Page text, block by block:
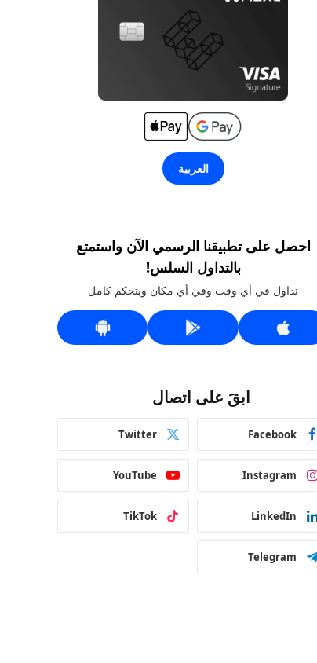
العربية
احصل على تطبيقنا الرسمي الآن واستمتع
بالتداول السلس!
تداول في أي وقت وفي أي مكان وبتحكم كامل
ابقَ على اتصال
Facebook
Twitter
Instagram
YouTube
LinkedIn
TikTok
Telegram